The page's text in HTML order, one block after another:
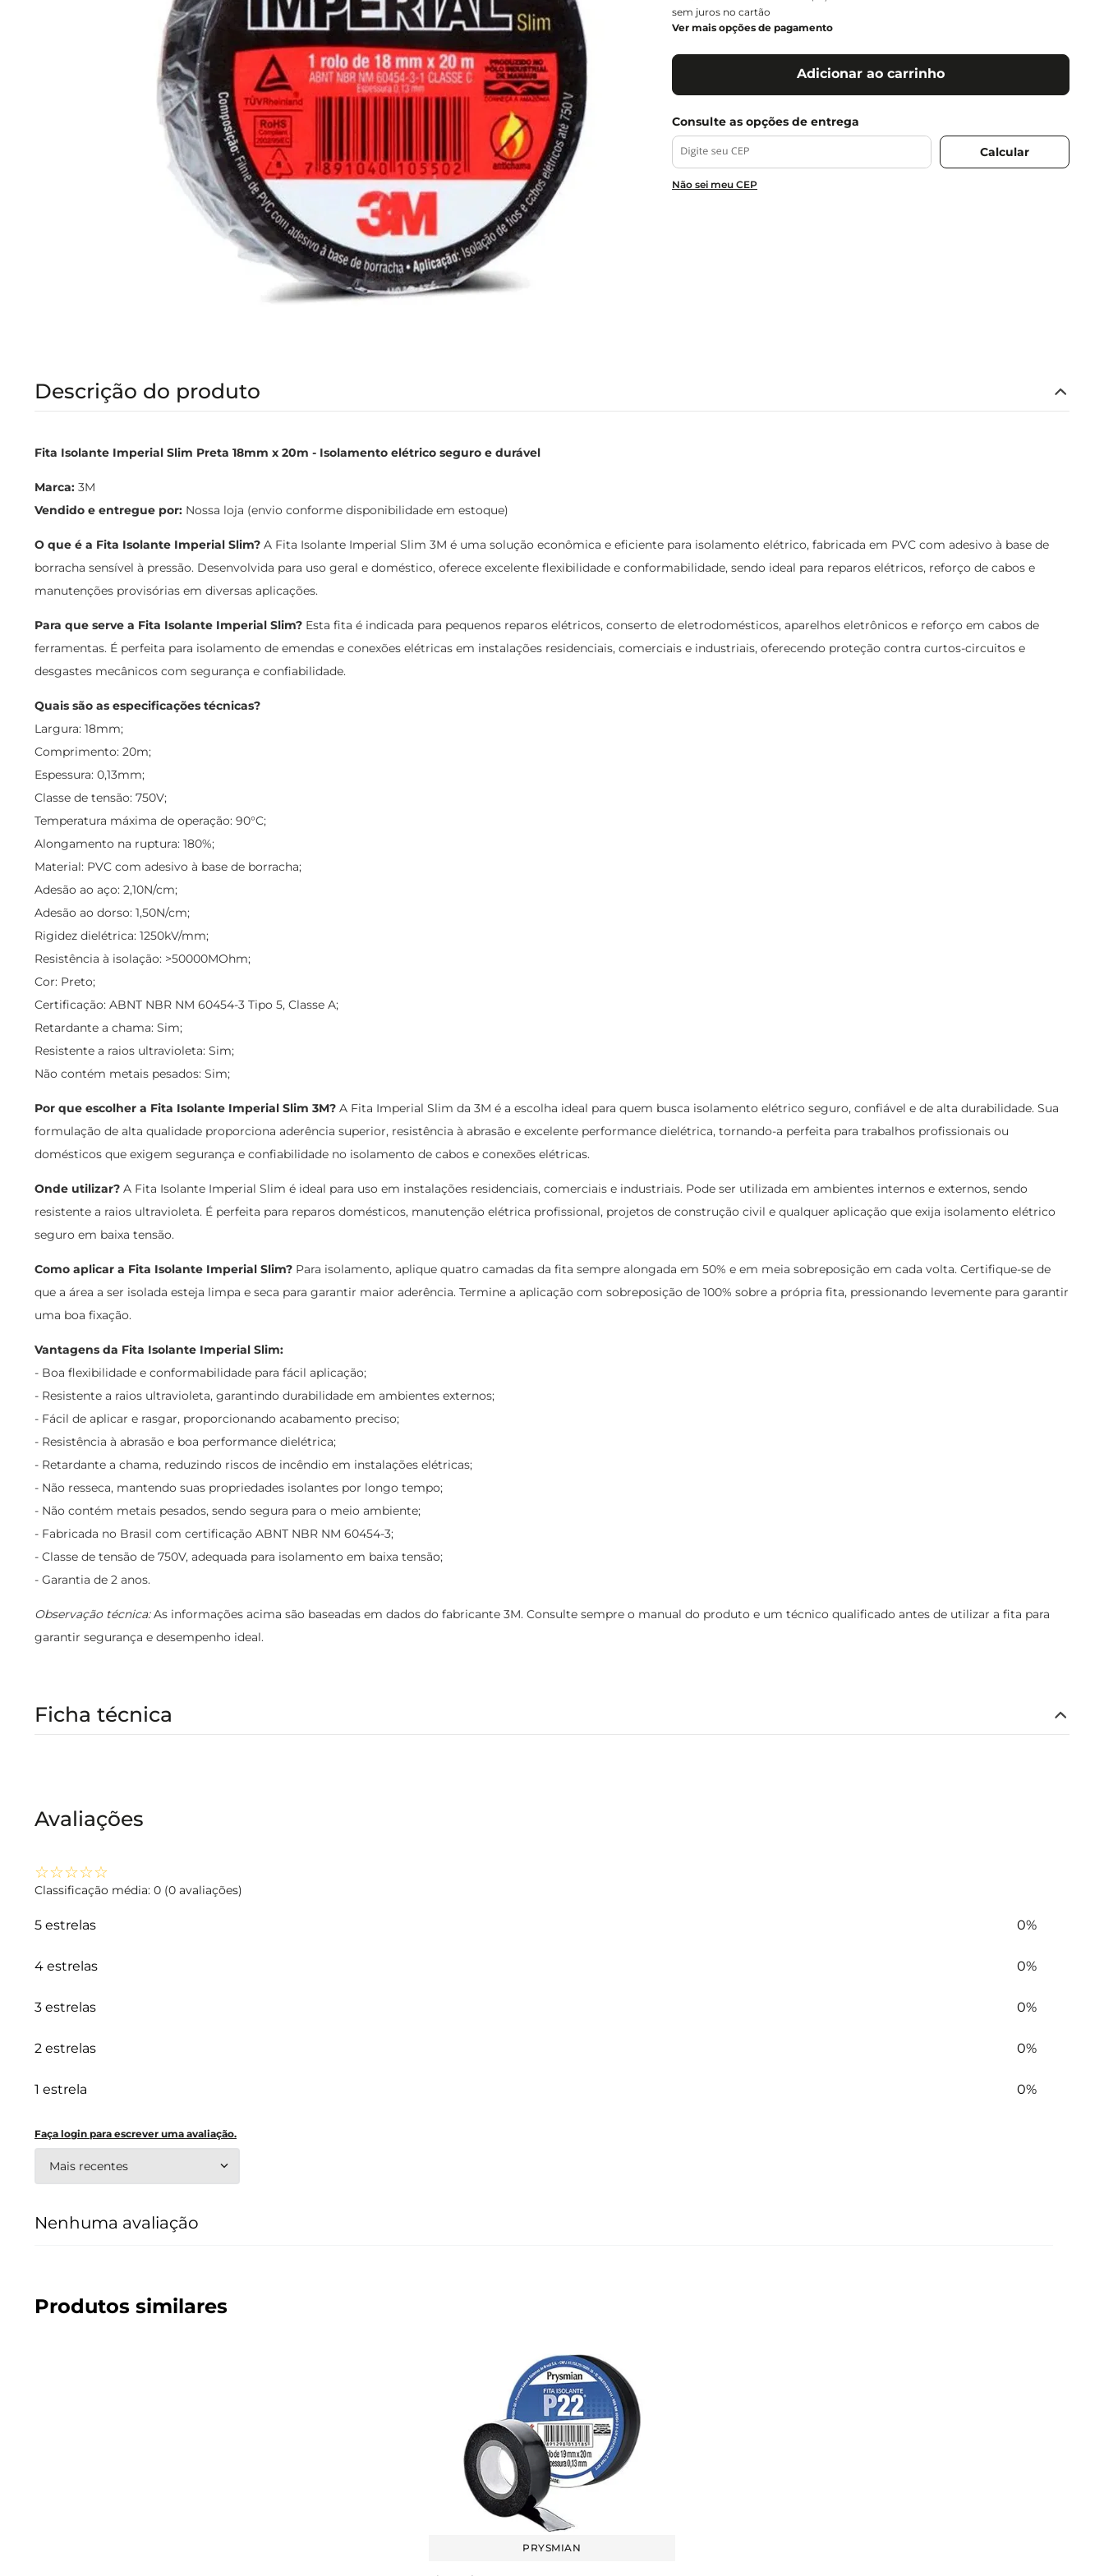
sem juros no cartão
Ver mais opções de pagamento
Adicionar ao carrinho
Não sei meu CEP
Descrição do produto
Fita Isolante Imperial Slim Preta 18mm x 20m - Isolamento elétrico seguro e durável
Marca: 3M
Vendido e entregue por: Nossa loja (envio conforme disponibilidade em estoque)
O que é a Fita Isolante Imperial Slim? A Fita Isolante Imperial Slim 3M é uma solução econômica e eficiente para isolamento elétrico, fabricada em PVC com adesivo à base de
borracha sensível à pressão. Desenvolvida para uso geral e doméstico, oferece excelente flexibilidade e conformabilidade, sendo ideal para reparos elétricos, reforço de cabos e
manutenções provisórias em diversas aplicações.
Para que serve a Fita Isolante Imperial Slim? Esta fita é indicada para pequenos reparos elétricos, conserto de eletrodomésticos, aparelhos eletrônicos e reforço em cabos de
ferramentas. É perfeita para isolamento de emendas e conexões elétricas em instalações residenciais, comerciais e industriais, oferecendo proteção contra curtos-circuitos e
desgastes mecânicos com segurança e confiabilidade.
Quais são as especificações técnicas?
Largura: 18mm;
Comprimento: 20m;
Espessura: 0,13mm;
Classe de tensão: 750V;
Temperatura máxima de operação: 90°C;
Alongamento na ruptura: 180%;
Material: PVC com adesivo à base de borracha;
Adesão ao aço: 2,10N/cm;
Adesão ao dorso: 1,50N/cm;
Rigidez dielétrica: 1250kV/mm;
Resistência à isolação: >50000MOhm;
Cor: Preto;
Certificação: ABNT NBR NM 60454-3 Tipo 5, Classe A;
Retardante a chama: Sim;
Resistente a raios ultravioleta: Sim;
Não contém metais pesados: Sim;
Por que escolher a Fita Isolante Imperial Slim 3M? A Fita Imperial Slim da 3M é a escolha ideal para quem busca isolamento elétrico seguro, confiável e de alta durabilidade. Sua
formulação de alta qualidade proporciona aderência superior, resistência à abrasão e excelente performance dielétrica, tornando-a perfeita para trabalhos profissionais ou
domésticos que exigem segurança e confiabilidade no isolamento de cabos e conexões elétricas.
Onde utilizar? A Fita Isolante Imperial Slim é ideal para uso em instalações residenciais, comerciais e industriais. Pode ser utilizada em ambientes internos e externos, sendo
resistente a raios ultravioleta. É perfeita para reparos domésticos, manutenção elétrica profissional, projetos de construção civil e qualquer aplicação que exija isolamento elétrico
seguro em baixa tensão.
Como aplicar a Fita Isolante Imperial Slim? Para isolamento, aplique quatro camadas da fita sempre alongada em 50% e em meia sobreposição em cada volta. Certifique-se de
que a área a ser isolada esteja limpa e seca para garantir maior aderência. Termine a aplicação com sobreposição de 100% sobre a própria fita, pressionando levemente para garantir
uma boa fixação.
Vantagens da Fita Isolante Imperial Slim:
- Boa flexibilidade e conformabilidade para fácil aplicação;
- Resistente a raios ultravioleta, garantindo durabilidade em ambientes externos;
- Fácil de aplicar e rasgar, proporcionando acabamento preciso;
- Resistência à abrasão e boa performance dielétrica;
- Retardante a chama, reduzindo riscos de incêndio em instalações elétricas;
- Não resseca, mantendo suas propriedades isolantes por longo tempo;
- Não contém metais pesados, sendo segura para o meio ambiente;
- Fabricada no Brasil com certificação ABNT NBR NM 60454-3;
- Classe de tensão de 750V, adequada para isolamento em baixa tensão;
- Garantia de 2 anos.
Observação técnica:As informações acima são baseadas em dados do fabricante 3M. Consulte sempre o manual do produto e um técnico qualificado antes de utilizar a fita para
garantir segurança e desempenho ideal.
Ficha técnica
Avaliações
☆☆☆☆☆
Classificação média: 0 (0 avaliações)
5 estrelas 0%
4 estrelas 0%
3 estrelas 0%
2 estrelas 0%
1 estrela 0%
Faça login para escrever uma avaliação.
Mais recentes
Nenhuma avaliação
Produtos similares
PRYSMIAN